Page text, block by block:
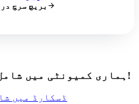
بریچ سرچ
ہماری کمیونٹی میں شامل ہوں اور اپ ڈیٹ رہیں!
ڈسکارڈ میں